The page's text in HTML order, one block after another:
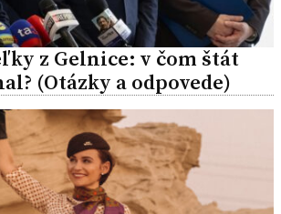
z Gelnice: v čom štát
(Otázky a odpovede)